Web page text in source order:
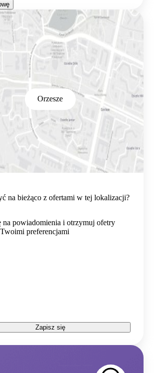
Orzesze
na bieżąco z ofertami w tej lokalizacji?
na powiadomienia i otrzymuj ofetry
preferencjami
Zapisz się